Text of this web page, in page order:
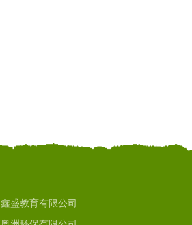
盛教育有限公司